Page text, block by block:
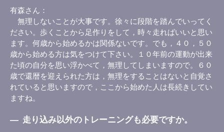
有森さん
無理しないことが大事です。徐々に段階を踏んでいってく
ださい。歩くことから足作りをして，時々走ればいいと思い
ます。何歳から始めるかは関係ないです。でも，４０，５０
歳から始める方は気をつけて下さい。１０年前の運動が出来
た頃の自分を思い浮かべて，無理してしまいますので。６０
歳で還暦を迎えられた方は，無理をすることはないと自覚さ
れていると思いますので，ここから始めた人は長続きしてい
ますね。
― 走り込み以外のトレーニングも必要ですか。